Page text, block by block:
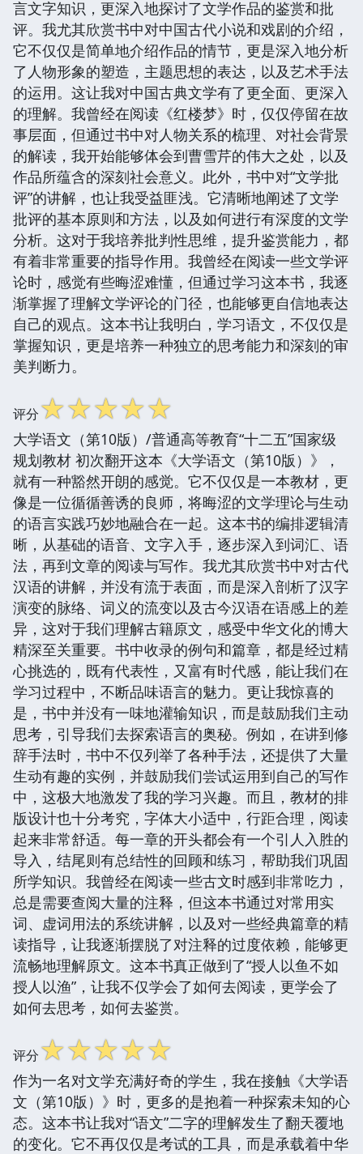
言文字知识，更深入地探讨了文学作品的鉴赏和批
评。我尤其欣赏书中对中国古代小说和戏剧的介绍，
它不仅仅是简单地介绍作品的情节，更是深入地分析
了人物形象的塑造，主题思想的表达，以及艺术手法
的运用。这让我对中国古典文学有了更全面、更深入
的理解。我曾经在阅读《红楼梦》时，仅仅停留在故
事层面，但通过书中对人物关系的梳理、对社会背景
的解读，我开始能够体会到曹雪芹的伟大之处，以及
作品所蕴含的深刻社会意义。此外，书中对“文学批
评”的讲解，也让我受益匪浅。它清晰地阐述了文学
批评的基本原则和方法，以及如何进行有深度的文学
分析。这对于我培养批判性思维，提升鉴赏能力，都
有着非常重要的指导作用。我曾经在阅读一些文学评
论时，感觉有些晦涩难懂，但通过学习这本书，我逐
渐掌握了理解文学评论的门径，也能够更自信地表达
自己的观点。这本书让我明白，学习语文，不仅仅是
掌握知识，更是培养一种独立的思考能力和深刻的审
美判断力。
评分☆☆☆☆☆
大学语文（第10版）/普通高等教育“十二五”国家级
规划教材 初次翻开这本《大学语文（第10版）》，
就有一种豁然开朗的感觉。它不仅仅是一本教材，更
像是一位循循善诱的良师，将晦涩的文学理论与生动
的语言实践巧妙地融合在一起。这本书的编排逻辑清
晰，从基础的语音、文字入手，逐步深入到词汇、语
法，再到文章的阅读与写作。我尤其欣赏书中对古代
汉语的讲解，并没有流于表面，而是深入剖析了汉字
演变的脉络、词义的流变以及古今汉语在语感上的差
异，这对于我们理解古籍原文，感受中华文化的博大
精深至关重要。书中收录的例句和篇章，都是经过精
心挑选的，既有代表性，又富有时代感，能让我们在
学习过程中，不断品味语言的魅力。更让我惊喜的
是，书中并没有一味地灌输知识，而是鼓励我们主动
思考，引导我们去探索语言的奥秘。例如，在讲到修
辞手法时，书中不仅列举了各种手法，还提供了大量
生动有趣的实例，并鼓励我们尝试运用到自己的写作
中，这极大地激发了我的学习兴趣。而且，教材的排
版设计也十分考究，字体大小适中，行距合理，阅读
起来非常舒适。每一章的开头都会有一个引人入胜的
导入，结尾则有总结性的回顾和练习，帮助我们巩固
所学知识。我曾经在阅读一些古文时感到非常吃力，
总是需要查阅大量的注释，但这本书通过对常用实
词、虚词用法的系统讲解，以及对一些经典篇章的精
读指导，让我逐渐摆脱了对注释的过度依赖，能够更
流畅地理解原文。这本书真正做到了“授人以鱼不如
授人以渔”，让我不仅学会了如何去阅读，更学会了
如何去思考，如何去鉴赏。
评分☆☆☆☆☆
作为一名对文学充满好奇的学生，我在接触《大学语
文（第10版）》时，更多的是抱着一种探索未知的心
态。这本书让我对“语文”二字的理解发生了翻天覆地
的变化。它不再仅仅是考试的工具，而是承载着中华